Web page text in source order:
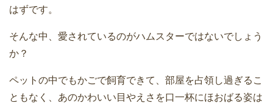
はずです。
そんな中、愛されているのがハムスターではないでしょう
か？
ペットの中でもかごで飼育できて、部屋を占領し過ぎるこ
ともなく、あのかわいい目やえさを口一杯にほおばる姿は